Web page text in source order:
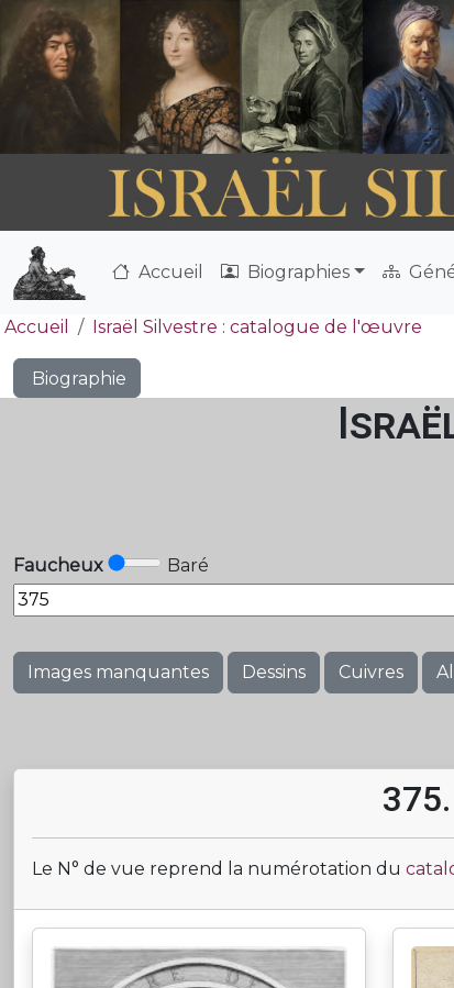
Accueil Biographies
Accueil Israël Silvestre : catalogue de l'œuvre
Biographie
Faucheux Baré
Images manquantes Dessins Cuivres
Le N° de vue reprend la numérotation du